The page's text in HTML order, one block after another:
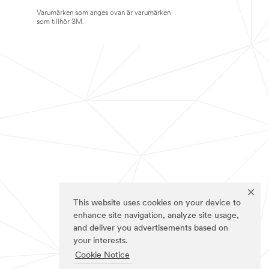
This website uses cookies on your device to
enhance site navigation, analyze site usage,
and deliver you advertisements based on
your interests.
Cookie Notice
Varumärken som anges ovan är varumärken
som tillhör 3M.